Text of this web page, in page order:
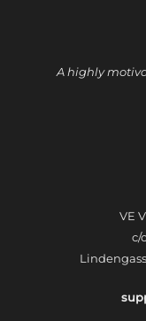
A highly
VE
c/